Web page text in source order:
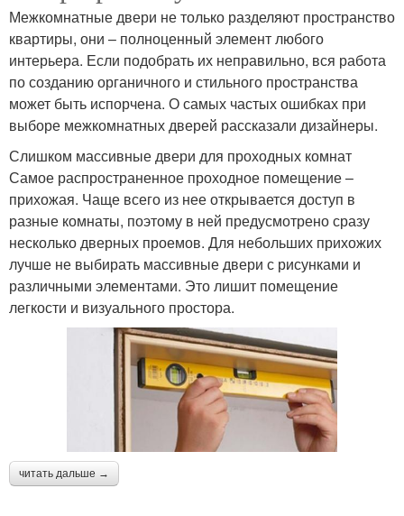
Межкомнатные двери не только разделяют пространство
квартиры, они – полноценный элемент любого
интерьера. Если подобрать их неправильно, вся работа
по созданию органичного и стильного пространства
может быть испорчена. О самых частых ошибках при
выборе межкомнатных дверей рассказали дизайнеры.
Слишком массивные двери для проходных комнат
Самое распространенное проходное помещение –
прихожая. Чаще всего из нее открывается доступ в
разные комнаты, поэтому в ней предусмотрено сразу
несколько дверных проемов. Для небольших прихожих
лучше не выбирать массивные двери с рисунками и
различными элементами. Это лишит помещение
легкости и визуального простора.
читать дальше →